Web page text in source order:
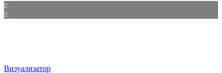
Визуализатор